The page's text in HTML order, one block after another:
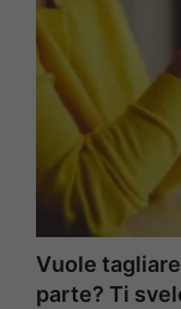
Vuole
parte? Ti